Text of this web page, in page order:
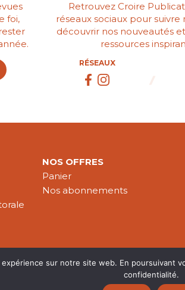
foi,
Retrouvez Croire
réseaux sociaux pour suivre
découvrir nos nouveautés
ressources
RÉSEAUX
NOS OFFRES
Panier
Nos abonnements
& données personnelles
© 2026
sur notre site web. En
confidentialité.